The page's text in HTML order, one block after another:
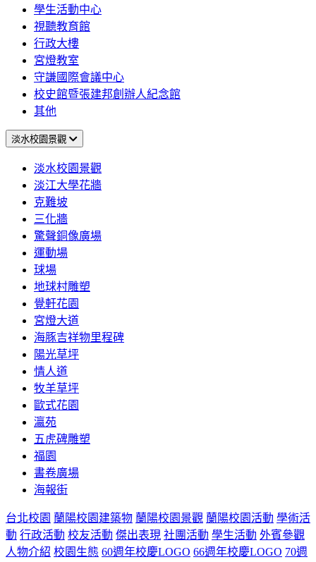
學生活動中心
視聽教育館
行政大樓
宮燈教室
守謙國際會議中心
校史館暨張建邦創辦人紀念館
其他
淡水校園景觀
淡水校園景觀
淡江大學花牆
克難坡
三化牆
驚聲銅像廣場
運動場
球場
地球村雕塑
覺軒花園
宮燈大道
海豚吉祥物里程碑
陽光草坪
情人道
牧羊草坪
歐式花園
瀛苑
五虎碑雕塑
福園
書卷廣場
海報街
台北校園 蘭陽校園建築物 蘭陽校園景觀 蘭陽校園活動 學術活
動 行政活動 校友活動 傑出表現 社團活動 學生活動 外賓參觀
人物介紹 校園生態 60週年校慶LOGO 66週年校慶LOGO 70週